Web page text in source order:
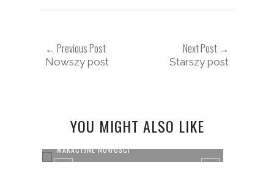
← Previous Post
Nowszy post
Next Post →
Starszy post
YOU MIGHT ALSO LIKE
WAKACYJNE NOWOŚCI